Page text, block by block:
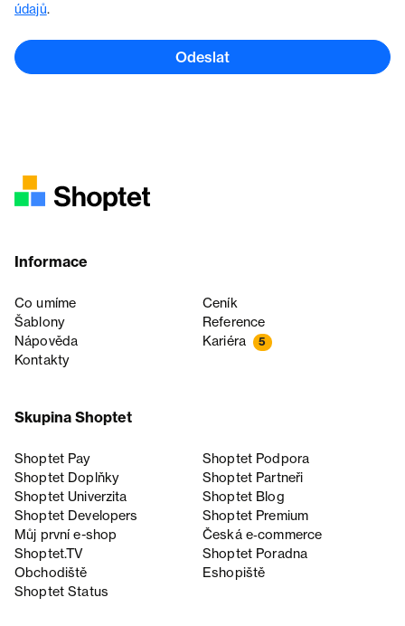
údajů.
Odeslat
Informace
Co umíme
Ceník
Šablony
Reference
Nápověda
Kariéra 5
Kontakty
Skupina Shoptet
Shoptet Pay
Shoptet Podpora
Shoptet Doplňky
Shoptet Partneři
Shoptet Univerzita
Shoptet Blog
Shoptet Developers
Shoptet Premium
Můj první e-shop
Česká e‑commerce
Shoptet.TV
Shoptet Poradna
Obchodiště
Eshopiště
Shoptet Status